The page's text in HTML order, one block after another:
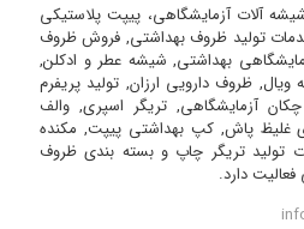
آلات آزمایشگاهی، پیپت پلاستیکی
تولید ظروف بهداشتی, فروش ظروف
بهداشتی, شیشه عطر و ادکلن,
ظروف دارویی ارزان, تولید پریفرم
آزمایشگاهی, تریگر اسپری, والف
غلیظ پاش, کپ بهداشتی پیپت, مکنده
تولید تریگر چاپ و بسته بندی ظروف
دارد.